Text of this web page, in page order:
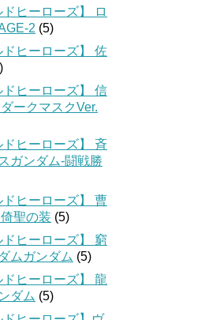
ドヒーローズ】 ロ
2 (5)
ドヒーローズ】 佐
ドヒーローズ】 信
ークマスクVer.
ドヒーローズ】 斉
ガンダム-闘戦勝
ドヒーローズ】 曹
聖の装 (5)
ドヒーローズ】 窮
ムガンダム (5)
ドヒーローズ】 龍
ダム (5)